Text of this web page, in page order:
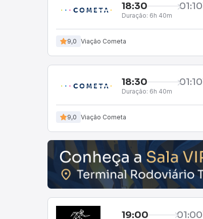
18:30 01:10
Duração: 6h 40m
9,0 Viação Cometa
18:30 01:10
Duração: 6h 40m
9,0 Viação Cometa
19:00 01:00